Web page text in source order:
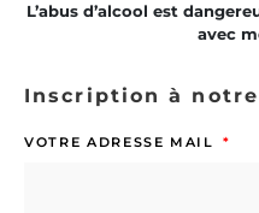
L’abus d’alcool est
avec
Inscription à
VOTRE ADRESSE MAIL